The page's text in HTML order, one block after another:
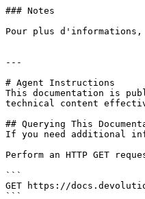
### Notes
Pour plus d'informations,
---
# Agent Instructions
This documentation is
technical content
## Querying This
If you need additional
Perform an HTTP GET
```
GET https://
```